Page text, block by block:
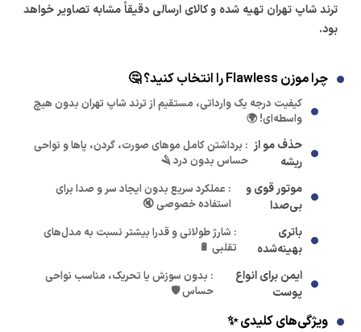
ترند شاپ تهران تهیه شده و کالای ارسالی دقیقاً مشابه تصاویر خواهد
بود.
چرا موزن Flawless را انتخاب کنید؟ 🤔
کیفیت درجه یک وارداتی، مستقیم از ترند شاپ تهران بدون هیچ
واسطه‌ای! 🌍
حذف مو از
ریشه
: برداشتن کامل موهای صورت، گردن، پاها و نواحی
حساس بدون درد 🪒
موتور قوی و
بی‌صدا
: عملکرد سریع بدون ایجاد سر و صدا برای
استفاده خصوصی 🔇
باتری
بهینه‌شده
: شارژ طولانی و قدرا بیشتر نسبت به مدل‌های
تقلبی 🔋
ایمن برای انواع
پوست
: بدون سوزش یا تحریک، مناسب نواحی
حساس 🛡️
ویژگی‌های کلیدی ✨